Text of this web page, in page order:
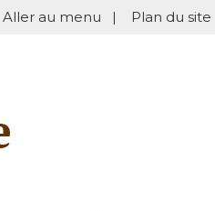
Aller au menu | Plan du site